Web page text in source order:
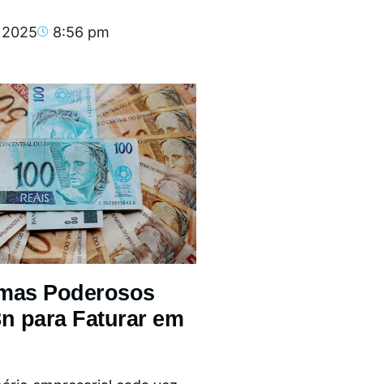
8:56 pm
Poderosos
para Faturar em